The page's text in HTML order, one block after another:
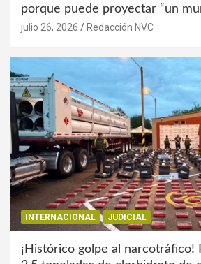
porque puede proyectar “un
julio 26, 2026 Redacción NVC
INTERNACIONAL JUDICIAL
¡Histórico golpe al narcotráfico!